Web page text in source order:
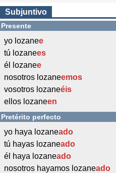
Subjuntivo
Presente
yo lozanee
tú lozanees
él lozanee
nosotros lozaneemos
vosotros lozaneéis
ellos lozaneen
Pretérito perfecto
yo haya lozaneado
tú hayas lozaneado
él haya lozaneado
nosotros hayamos lozaneado